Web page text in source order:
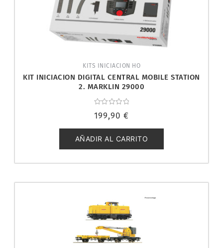
KITS INICIACION HO
KIT INICIACION DIGITAL CENTRAL MOBILE STATION
2. MARKLIN 29000
con
de
5
199,90 €
AÑADIR AL CARRITO